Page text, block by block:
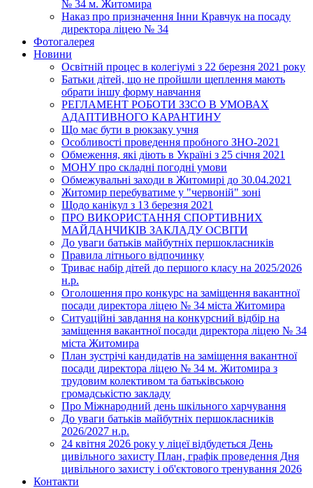
№ 34 м. Житомира
Наказ про призначення Інни Кравчук на посаду
директора ліцею № 34
Фотогалерея
Новини
Освітній процес в колегіумі з 22 березня 2021 року
Батьки дітей, що не пройшли щеплення мають
обрати іншу форму навчання
РЕГЛАМЕНТ РОБОТИ ЗЗСО В УМОВАХ
АДАПТИВНОГО КАРАНТИНУ
Що має бути в рюкзаку учня
Особливості проведення пробного ЗНО-2021
Обмеження, які діють в Україні з 25 січня 2021
МОНУ про складні погодні умови
Обмежувальні заходи в Житомирі до 30.04.2021
Житомир перебуватиме у "червоній" зоні
Щодо канікул з 13 березня 2021
ПРО ВИКОРИСТАННЯ СПОРТИВНИХ
МАЙДАНЧИКІВ ЗАКЛАДУ ОСВІТИ
До уваги батьків майбутніх першокласників
Правила літнього відпочинку
Триває набір дітей до першого класу на 2025/2026
н.р.
Оголошення про конкурс на заміщення вакантної
посади директора ліцею № 34 міста Житомира
Ситуаційні завдання на конкурсний відбір на
заміщення вакантної посади директора ліцею № 34
міста Житомира
План зустрічі кандидатів на заміщення вакантної
посади директора ліцею № 34 м. Житомира з
трудовим колективом та батьківською
громадськістю закладу
Про Міжнародний день шкільного харчування
До уваги батьків майбутніх першокласників
2026/2027 н.р.
24 квітня 2026 року у ліцеї відбудеться День
цивільного захисту План, графік проведення Дня
цивільного захисту і об'єктового тренування 2026
Контакти